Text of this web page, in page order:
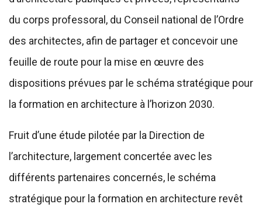
du corps professoral, du Conseil national de l’Ordre
des architectes, afin de partager et concevoir une
feuille de route pour la mise en œuvre des
dispositions prévues par le schéma stratégique pour
la formation en architecture à l’horizon 2030.
Fruit d’une étude pilotée par la Direction de
l’architecture, largement concertée avec les
différents partenaires concernés, le schéma
stratégique pour la formation en architecture revêt